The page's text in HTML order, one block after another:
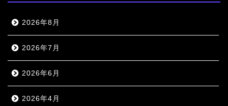
2026年8月
2026年7月
2026年6月
2026年4月